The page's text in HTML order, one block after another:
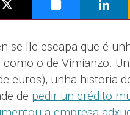
se lle escapa que é
o de Vimianzo.
euros), unha historia
de pedir un crédito
a empresa